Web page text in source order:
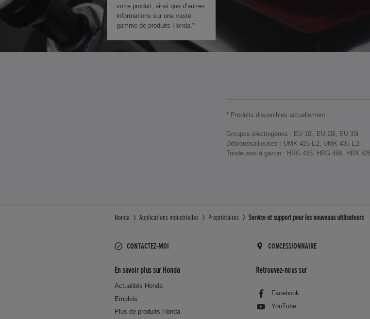
votre produit, ainsi que d’autres
informations sur une vaste
gamme de produits Honda.*
* Produits disponibles actuellement :
Groupes électrogènes : EU 10i, EU 20i, EU 30i
Débroussailleuses : UMK 425 E2, UMK 435 E2
Tondeuses à gazon : HRG 416, HRG 466, HRX
Honda Applications industrielles Propriétaires Service et support pour les nouveaux utilisateurs
CONTACTEZ-MOI CONCESSIONNAIRE
En savoir plus sur Honda
Actualités Honda
Emplois
Plus de produits Honda
Retrouvez-nous sur
Facebook
YouTube